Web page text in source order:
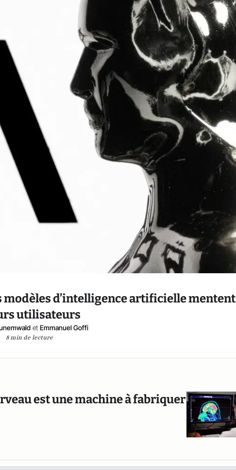
modèles d’intelligence artificielle mentent
utilisateurs
et Emmanuel Goffi
8 min de lecture
est une machine à fabriquer